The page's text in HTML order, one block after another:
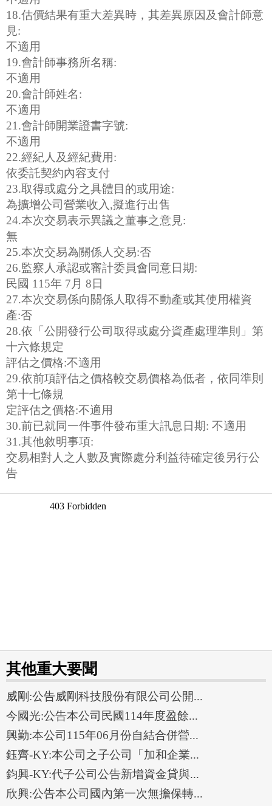
18.估價結果有重大差異時，其差異原因及會計師意
見:
不適用
19.會計師事務所名稱:
不適用
20.會計師姓名:
不適用
21.會計師開業證書字號:
不適用
22.經紀人及經紀費用:
依委託契約內容支付
23.取得或處分之具體目的或用途:
為擴增公司營業收入,擬進行出售
24.本次交易表示異議之董事之意見:
無
25.本次交易為關係人交易:否
26.監察人承認或審計委員會同意日期:
民國 115年 7月 8日
27.本次交易係向關係人取得不動產或其使用權資
產:否
28.依「公開發行公司取得或處分資產處理準則」第
十六條規定
評估之價格:不適用
29.依前項評估之價格較交易價格為低者，依同準則
第十七條規
定評估之價格:不適用
30.前已就同一件事件發布重大訊息日期: 不適用
31.其他敘明事項:
交易相對人之人數及實際處分利益待確定後另行公
告
其他重大要聞
威剛:公告威剛科技股份有限公司公開...
今國光:公告本公司民國114年度盈餘...
興勤:本公司115年06月份自結合併營...
鈺齊-KY:本公司之子公司「加和企業...
鈞興-KY:代子公司公告新增資金貸與...
欣興:公告本公司國內第一次無擔保轉...